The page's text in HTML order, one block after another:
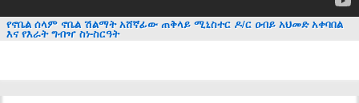
የኖቤል ሰላም ኖቤል ሽልማት አሸኛፊው ጠቅላይ ሚኒስተር ዶ/ር ዐብይ አህመድ አቀባበል
እና የእራት ግብዣ ስነ-ስርዓት